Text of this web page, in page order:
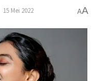
15 Mei 2022 AA